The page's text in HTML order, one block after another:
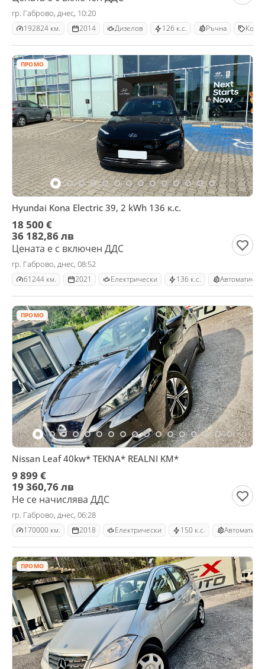
гр. Габрово, днес, 10:20
192824 км. 2014 Дизелов 126 к.с. Ръчна
ПРОМО
Hyundai Kona Electric 39, 2 kWh 136 к.с.
18 500 €
36 182,86 лв
Цената е с включен ДДС
гр. Габрово, днес, 08:52
61244 км. 2021 Електрически 136 к.с. Автоматична
ПРОМО
Nissan Leaf 40kw* TEKNA* REALNI KM*
9 899 €
19 360,76 лв
Не се начислява ДДС
гр. Габрово, днес, 06:28
170000 км. 2018 Електрически 150 к.с.
ПРОМО